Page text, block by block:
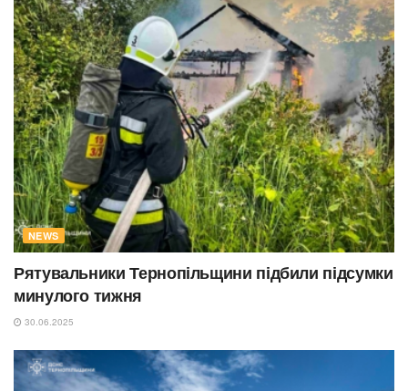
NEWS
Рятувальники Тернопільщини підбили підсумки
минулого тижня
30.06.2025